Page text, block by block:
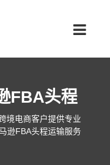
FBA头程
境电商客户提供专业
逊FBA头程运输服务